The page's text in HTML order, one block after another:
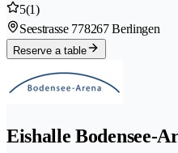
5(1)
Seestrasse 778267 Berlingen
Reserve a table
Eishalle Bodensee-